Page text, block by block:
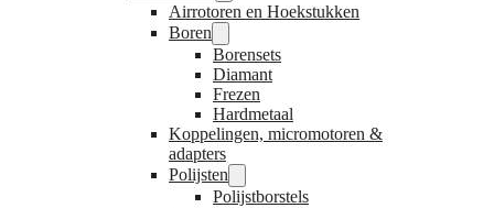
Airrotoren en Hoekstukken
Boren
Borensets
Diamant
Frezen
Hardmetaal
Koppelingen, micromotoren &
adapters
Polijsten
Polijstborstels